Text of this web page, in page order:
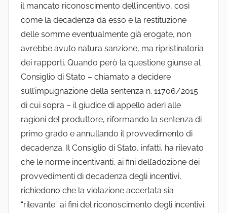
il mancato riconoscimento dell’incentivo, così
come la decadenza da esso e la restituzione
delle somme eventualmente già erogate, non
avrebbe avuto natura sanzione, ma ripristinatoria
dei rapporti. Quando però la questione giunse al
Consiglio di Stato – chiamato a decidere
sull’impugnazione della sentenza n. 11706/2015
di cui sopra – il giudice di appello aderì alle
ragioni del produttore, riformando la sentenza di
primo grado e annullando il provvedimento di
decadenza. Il Consiglio di Stato, infatti, ha rilevato
che le norme incentivanti, ai fini dell’adozione dei
provvedimenti di decadenza degli incentivi,
richiedono che la violazione accertata sia
“rilevante” ai fini del riconoscimento degli incentivi;